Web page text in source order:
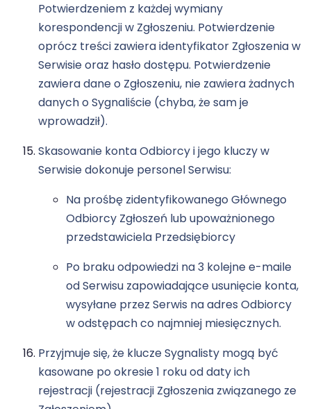
Potwierdzeniem z każdej wymiany
korespondencji w Zgłoszeniu. Potwierdzenie
oprócz treści zawiera identyfikator Zgłoszenia w
Serwisie oraz hasło dostępu. Potwierdzenie
zawiera dane o Zgłoszeniu, nie zawiera żadnych
danych o Sygnaliście (chyba, że sam je
wprowadził).
Skasowanie konta Odbiorcy i jego kluczy w
Serwisie dokonuje personel Serwisu:
Na prośbę zidentyfikowanego Głównego
Odbiorcy Zgłoszeń lub upoważnionego
przedstawiciela Przedsiębiorcy
Po braku odpowiedzi na 3 kolejne e-maile
od Serwisu zapowiadające usunięcie konta,
wysyłane przez Serwis na adres Odbiorcy
w odstępach co najmniej miesięcznych.
Przyjmuje się, że klucze Sygnalisty mogą być
kasowane po okresie 1 roku od daty ich
rejestracji (rejestracji Zgłoszenia związanego ze